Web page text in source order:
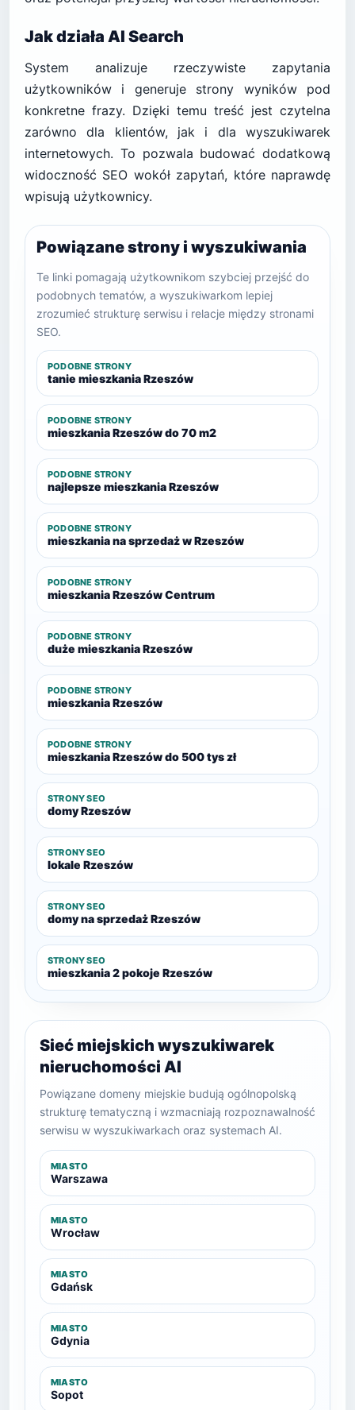
Jak działa AI Search
System analizuje rzeczywiste zapytania
użytkowników i generuje strony wyników pod
konkretne frazy. Dzięki temu treść jest czytelna
zarówno dla klientów, jak i dla wyszukiwarek
internetowych. To pozwala budować dodatkową
widoczność SEO wokół zapytań, które naprawdę
wpisują użytkownicy.
Powiązane strony i wyszukiwania
Te linki pomagają użytkownikom szybciej przejść do
podobnych tematów, a wyszukiwarkom lepiej
zrozumieć strukturę serwisu i relacje między stronami
SEO.
PODOBNE STRONY
tanie mieszkania Rzeszów
PODOBNE STRONY
mieszkania Rzeszów do 70 m2
PODOBNE STRONY
najlepsze mieszkania Rzeszów
PODOBNE STRONY
mieszkania na sprzedaż w Rzeszów
PODOBNE STRONY
mieszkania Rzeszów Centrum
PODOBNE STRONY
duże mieszkania Rzeszów
PODOBNE STRONY
mieszkania Rzeszów
PODOBNE STRONY
mieszkania Rzeszów do 500 tys zł
STRONY SEO
domy Rzeszów
STRONY SEO
lokale Rzeszów
STRONY SEO
domy na sprzedaż Rzeszów
STRONY SEO
mieszkania 2 pokoje Rzeszów
Sieć miejskich wyszukiwarek
nieruchomości AI
Powiązane domeny miejskie budują ogólnopolską
strukturę tematyczną i wzmacniają rozpoznawalność
serwisu w wyszukiwarkach oraz systemach AI.
MIASTO
Warszawa
MIASTO
Wrocław
MIASTO
Gdańsk
MIASTO
Gdynia
MIASTO
Sopot